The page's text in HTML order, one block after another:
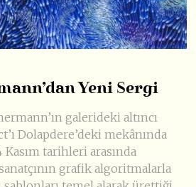
Yeni Sergi
galerideki altıncı
Dolapdere’deki mekânında
Kasım tarihleri arasında
grafik algoritmalarla